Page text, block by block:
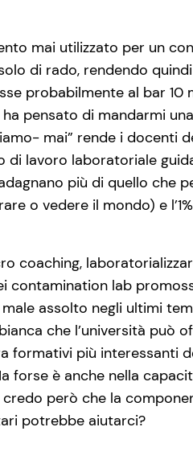
mai utilizzato per un
di rado, rendendo
probabilmente al bar 10
pensato di mandarmi
mai” rende i docenti
di lavoro laboratoriale
più di quello che
o vedere il mondo) e
coaching,
contamination lab
assolto negli ultimi
che l’università può
formativi più interessanti
forse è anche nella
però che la
potrebbe aiutarci?